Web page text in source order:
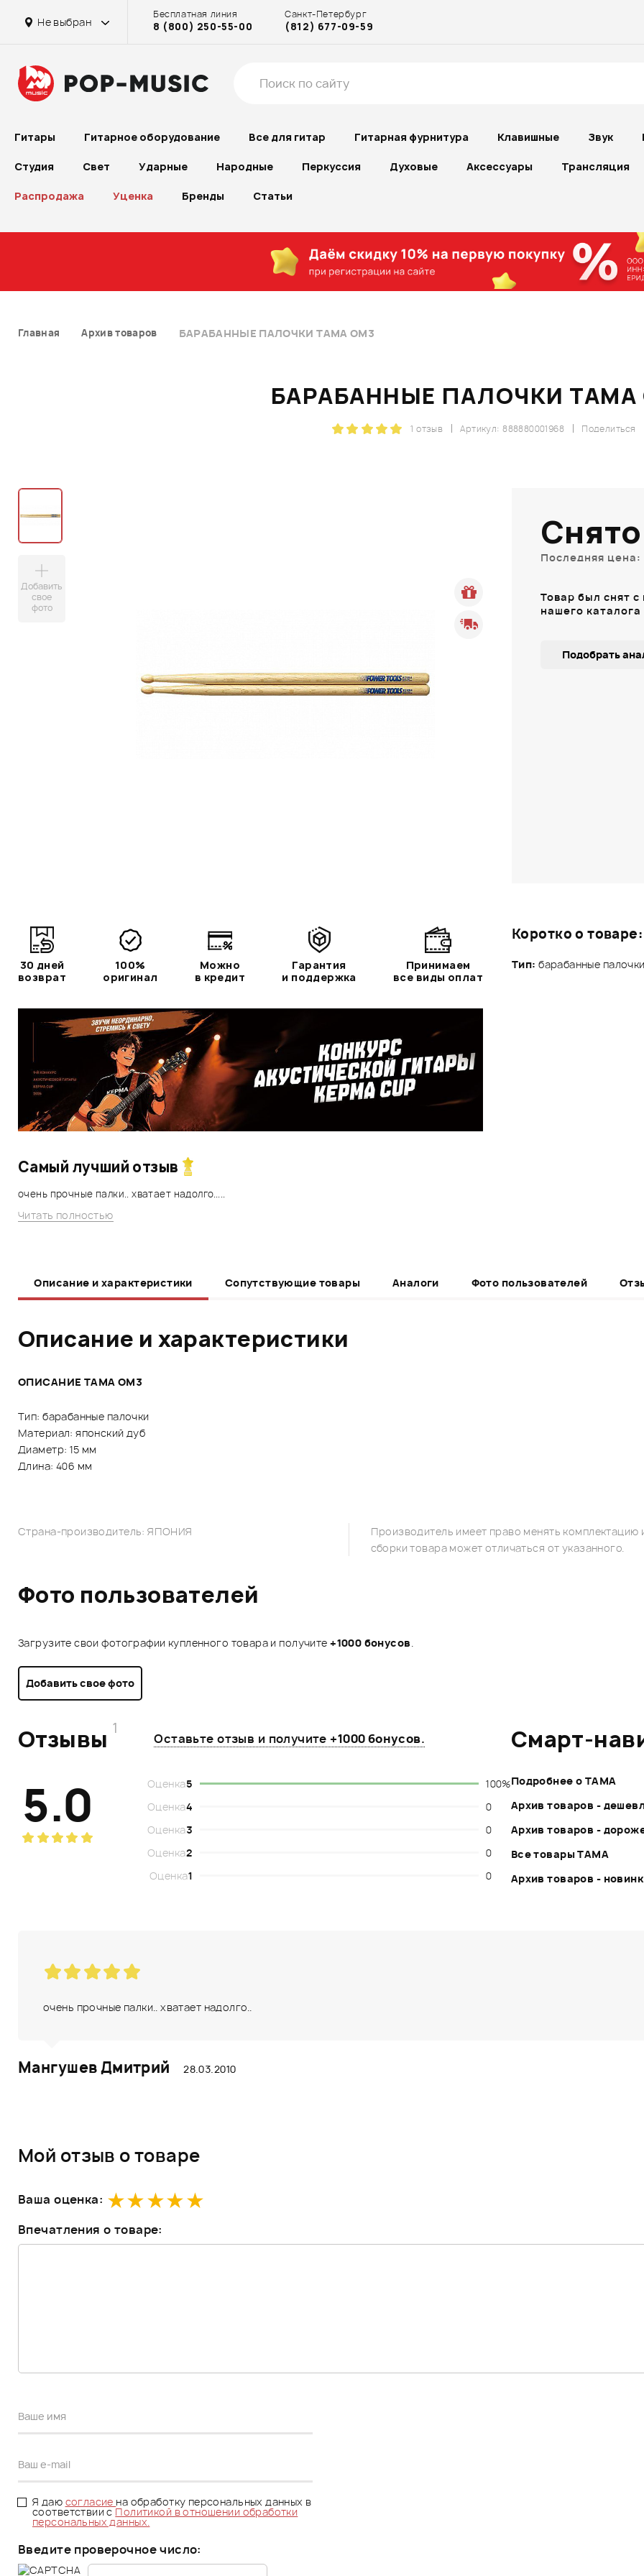
Не выбран
Бесплатная линия
8 (800) 250-55-00
Санкт-Петербург
(812) 677-09-59
Гитары Гитарное оборудование Все для гитар Гитарная фурнитура Клавишные Звук
Студия Свет Ударные Народные Перкуссия Духовые Аксессуары Трансляция
Распродажа Уценка Бренды Статьи
Главная Архив товаров БАРАБАННЫЕ ПАЛОЧКИ TAMA OM3
БАРАБАННЫЕ ПАЛОЧКИ TAMA
Поделиться
Артикул: 888880001968
1 отзыв
Добавить
свое
фото
Коротко о товаре:
Тип: барабанные
Последняя цена:
Товар был снят
нашего каталога
Подобрать
30 дней
возврат
100%
оригинал
Можно
в кредит
Гарантия
и поддержка
Принимаем
все виды оплат
Самый лучший отзыв
очень прочные палки.. хватает надолго.....
Читать полностью
Описание и характеристики Сопутствующие товары Аналоги Фото пользователей
Описание и характеристики
ОПИСАНИЕ TAMA OM3
Тип: барабанные палочки
Материал: японский дуб
Диаметр: 15 мм
Длина: 406 мм
Страна-производитель: ЯПОНИЯ
Производитель имеет право менять
сборки товара может отличаться от указанного.
Фото пользователей
Загрузите свои фотографии купленного товара и получите+1000 бонусов.
Добавить свое фото
Отзывы 1
Оставьте отзыв и получите +1000 бонусов.
5.0 Оценка5
100%
Оценка4
0
Оценка3
0
Оценка2
0
Оценка1 0
Смарт-
Подробнее о TAMA
Архив товаров -
Архив товаров -
Все товары TAMA
Архив товаров -
очень прочные палки.. хватает надолго..
Мангушев Дмитрий 28.03.2010
Мой отзыв о товаре
Ваша оценка:
Впечатления о товаре:
Я даю согласие на обработку персональных данных в
соответствии сПолитикой в отношении обработки
персональных данных.
Введите проверочное число: